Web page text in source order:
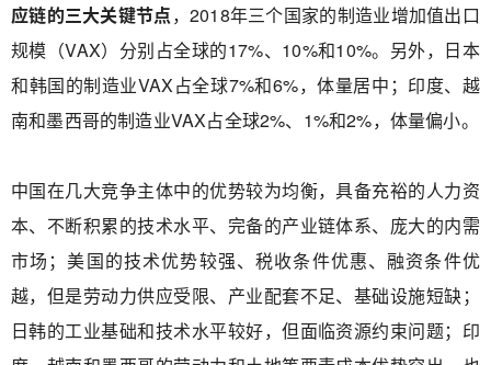
应链的三大关键节点，2018年三个国家的制造业增加值出口
规模（VAX）分别占全球的17%、10%和10%。另外，日本
和韩国的制造业VAX占全球7%和6%，体量居中；印度、越
南和墨西哥的制造业VAX占全球2%、1%和2%，体量偏小。
中国在几大竞争主体中的优势较为均衡，具备充裕的人力资
本、不断积累的技术水平、完备的产业链体系、庞大的内需
市场；美国的技术优势较强、税收条件优惠、融资条件优
越，但是劳动力供应受限、产业配套不足、基础设施短缺；
日韩的工业基础和技术水平较好，但面临资源约束问题；印